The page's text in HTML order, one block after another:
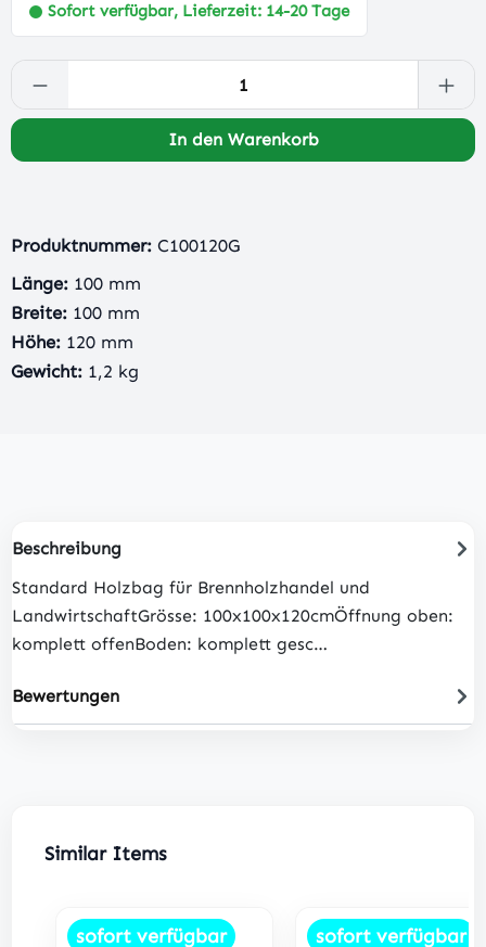
Sofort verfügbar, Lieferzeit: 14-20 Tage
Produkt Anzahl: Gib den gewünschten
In den Warenkorb
Produktnummer: C100120G
Länge: 100 mm
Breite: 100 mm
Höhe: 120 mm
Gewicht: 1,2 kg
Beschreibung
Standard Holzbag für Brennholzhandel und
LandwirtschaftGrösse: 100x100x120cmÖffnung oben:
komplett offenBoden: komplett gesc…
Bewertungen
Produktgalerie überspringen
Similar Items
sofort verfügbar sofort verfügbar